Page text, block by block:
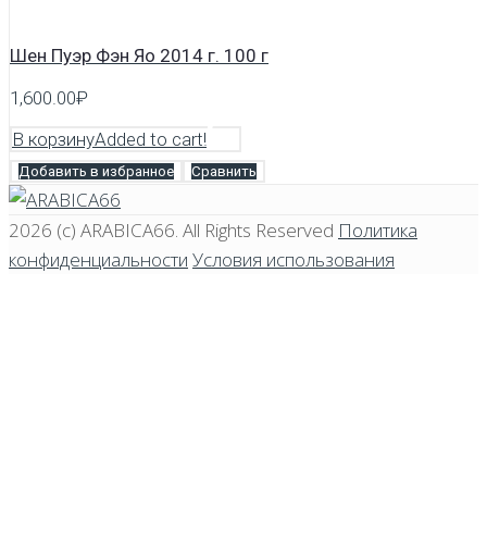
Шен Пуэр Фэн Яо 2014 г. 100 г
1,600.00₽
В корзинуAdded to cart!
Добавить в избранное Сравнить
2026 (c) ARABICA66 . All Rights Reserved Политика
конфиденциальности Условия использования